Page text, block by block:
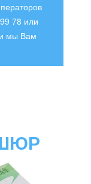
78 или
и мы Вам